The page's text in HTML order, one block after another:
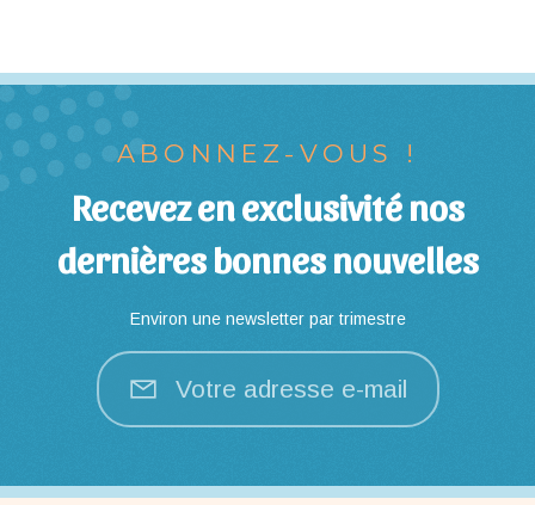
ABONNEZ-VOUS !
Recevez en exclusivité nos
dernières bonnes nouvelles
Environ une newsletter par trimestre
Votre adresse e-mail